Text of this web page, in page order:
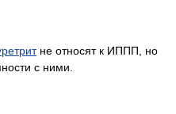
не относят к ИППП, но
с ними.